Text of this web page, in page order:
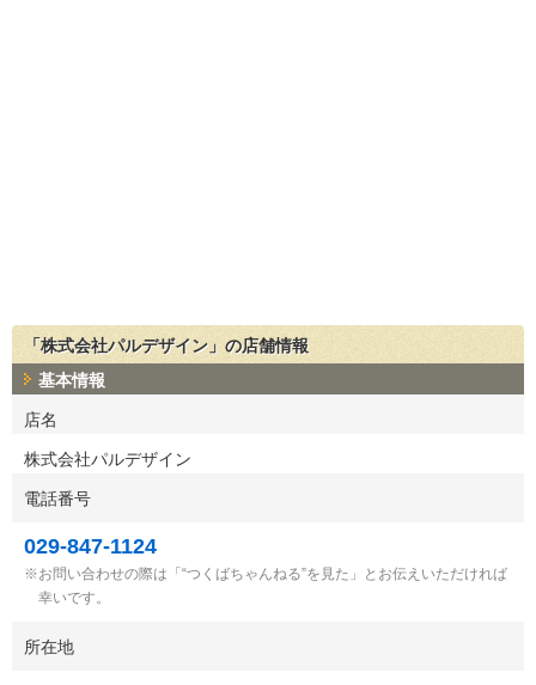
「株式会社パルデザイン」の店舗情報
基本情報
店名
株式会社パルデザイン
電話番号
029-847-1124
お問い合わせの際は「“つくばちゃんねる”を見た」とお伝えいただければ
幸いです。
所在地